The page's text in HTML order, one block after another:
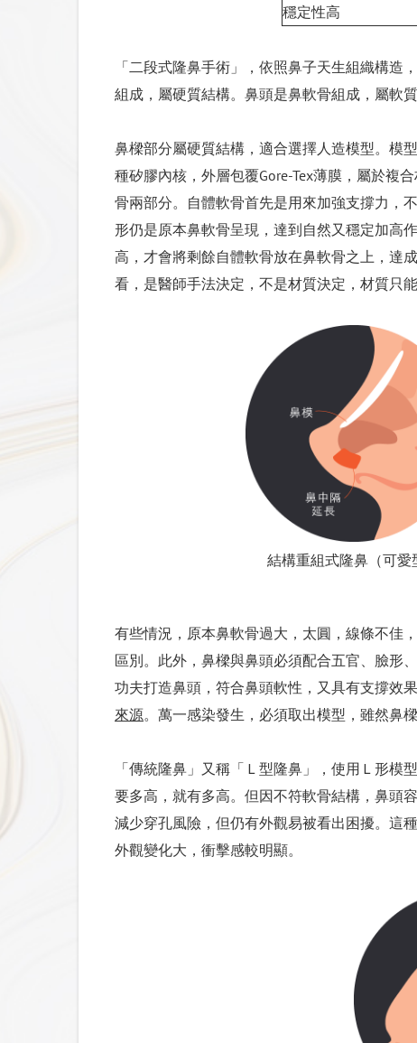
穩定性高
「二段式隆鼻手術」，依照鼻子天生組織構
組成，屬硬質結構。鼻頭是鼻軟骨組成，屬軟
鼻樑部分屬硬質結構，適合選擇人造模型。模
種矽膠內核，外層包覆Gore-Tex薄膜，屬於複
骨兩部分。自體軟骨首先是用來加強支撐力，
形仍是原本鼻軟骨呈現，達到自然又穩定加高
高，才會將剩餘自體軟骨放在鼻軟骨之上，達
看，是醫師手法決定，不是材質決定，材質只
結構重組式隆鼻（可愛
有些情況，原本鼻軟骨過大，太圓，線條不佳
區別。此外，鼻樑與鼻頭必須配合五官、臉形
功夫打造鼻頭，符合鼻頭軟性，又具有支撐效
來源。萬一感染發生，必須取出模型，雖然鼻
「傳統隆鼻」又稱「Ｌ型隆鼻」，使用Ｌ形
要多高，就有多高。但因不符軟骨結構，鼻頭
減少穿孔風險，但仍有外觀易被看出困擾。這
外觀變化大，衝擊感較明顯。
□ 是否有傳染性疾病（例如Ｃ型肝炎，愛
□ 是否有異物植入體內？
□ 是否有不良麻醉反應紀錄（包括其他家
3D電腦斷層攝影（含DICOM檔）
環口掃描Ｘ光攝影 (Panoramic View)
一般血液檢查 (CBC routine)
凝血時間 (Prothrumbin Time, PT)
部分凝血時間 (APTT)
血型 (Blood type)
Rh因子 (Rh factor)
血糖 (Glucose AC)
腎功能 (BUN, Creatinine)
Ｂ型肝炎 (HBsAg)